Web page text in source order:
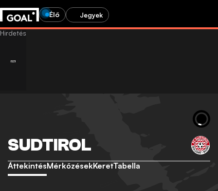
Élő Jegyek
SUDTIROL
ÁttekintésMérkőzésekKeretTabella